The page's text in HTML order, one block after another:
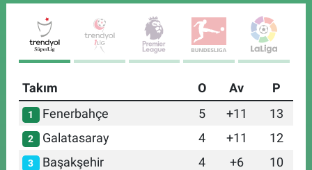
Takım O Av P
1 Fenerbahçe 5 +11 13
2 Galatasaray 4 +11 12
3 Başakşehir 4 +6 10